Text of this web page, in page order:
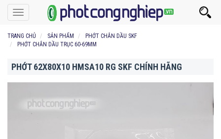
Toggle
navigation
TRANG CHỦ SẢN PHẨM
PHỚT CHẮN DẦU SKF
PHỚT CHẮN DẦU TRỤC 60-69MM
PHỚT 62X80X10 HMSA10 RG SKF CHÍNH HÃNG